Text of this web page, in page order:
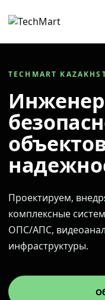
TECHMART
Проектируем,
комплексные
ОПС/АПС,
инфраструктуры.